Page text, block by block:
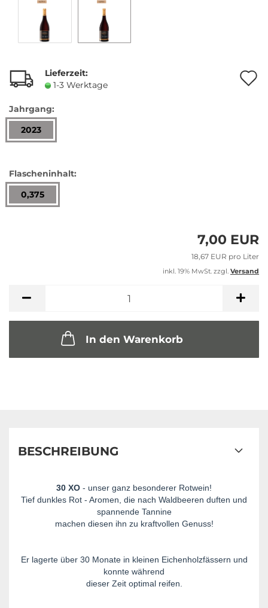
Lieferzeit:
1-3 Werktage
Jahrgang:
2023
Flascheninhalt:
0,375
7,00 EUR
18,67 EUR pro Liter
inkl. 19% MwSt. zzgl. Versand
In den Warenkorb
BESCHREIBUNG
30 XO - unser ganz besonderer Rotwein!
Tief dunkles Rot - Aromen, die nach Waldbeeren duften und
spannende Tannine
machen diesen ihn zu kraftvollen Genuss!
Er lagerte über 30 Monate in kleinen Eichenholzfässern und
konnte während
dieser Zeit optimal reifen.